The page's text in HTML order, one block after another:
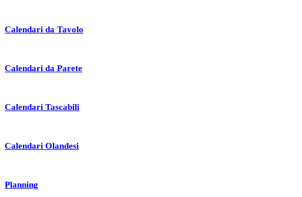
Calendari da Tavolo
Calendari da Parete
Calendari Tascabili
Calendari Olandesi
Planning